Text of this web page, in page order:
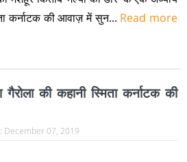
कर्नाटक की आवाज़ में सुन... Read more
की कहानी स्मिता कर्नाटक की
December 07, 2019